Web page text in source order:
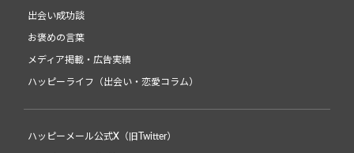
出会い成功談
お褒めの言葉
メディア掲載・広告実績
ハッピーライフ（出会い・恋愛コラム）
ハッピーメール公式X（旧Twitter）